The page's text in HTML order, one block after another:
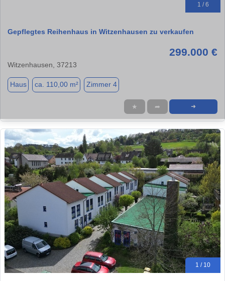
1 / 6
Gepflegtes Reihenhaus in Witzenhausen zu verkaufen
299.000 €
Witzenhausen, 37213
Haus ca. 110,00 m² Zimmer 4
★ ➦ ➜
1 / 10